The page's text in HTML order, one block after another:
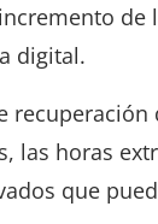
de
digital.
las horas
que